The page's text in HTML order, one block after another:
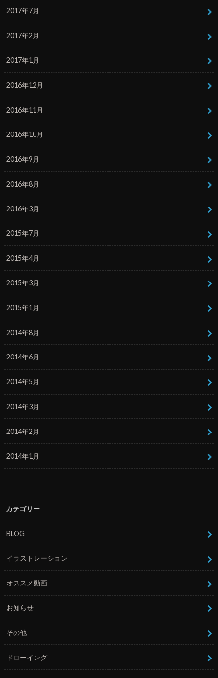
2017年7月
2017年2月
2017年1月
2016年12月
2016年11月
2016年10月
2016年9月
2016年8月
2016年3月
2015年7月
2015年4月
2015年3月
2015年1月
2014年8月
2014年6月
2014年5月
2014年3月
2014年2月
2014年1月
カテゴリー
BLOG
イラストレーション
オススメ動画
お知らせ
その他
ドローイング